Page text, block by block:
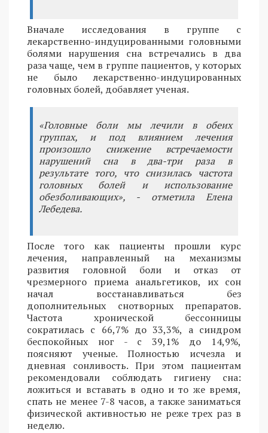
Вначале исследования в группе с
лекарственно-индуцированными головными
болями нарушения сна встречались в два
раза чаще, чем в группе пациентов, у которых
не было лекарственно-индуцированных
головных болей, добавляет ученая.
«Головные боли мы лечили в обеих
группах, и под влиянием лечения
произошло снижение встречаемости
нарушений сна в два-три раза в
результате того, что снизилась частота
головных болей и использование
обезболивающих», - отметила Елена
Лебедева.
После того как пациенты прошли курс
лечения, направленный на механизмы
развития головной боли и отказ от
чрезмерного приема анальгетиков, их сон
начал восстанавливаться без
дополнительных снотворных препаратов.
Частота хронической бессонницы
сократилась с 66,7% до 33,3%, а синдром
беспокойных ног - с 39,1% до 14,9%,
поясняют ученые. Полностью исчезла и
дневная сонливость. При этом пациентам
рекомендовали соблюдать гигиену сна:
ложиться и вставать в одно и то же время,
спать не менее 7-8 часов, а также заниматься
физической активностью не реже трех раз в
неделю.